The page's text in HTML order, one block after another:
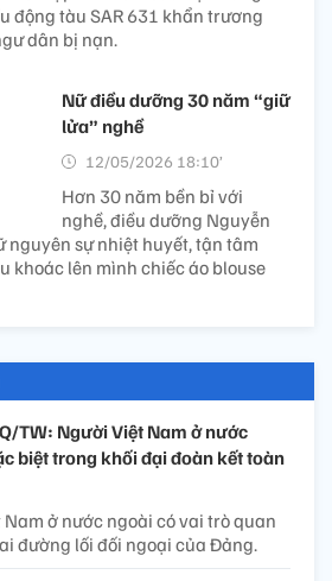
động tàu SAR 631 khẩn trương
dân bị nạn.
Nữ điều dưỡng 30 năm “giữ
lửa” nghề
12/05/2026 18:10’
Hơn 30 năm bền bỉ với
nghề, điều dưỡng Nguyễn
nguyên sự nhiệt huyết, tận tâm
khoác lên mình chiếc áo blouse
TW: Người Việt Nam ở nước
biệt trong khối đại đoàn kết toàn
ở nước ngoài có vai trò quan
đường lối đối ngoại của Đảng.